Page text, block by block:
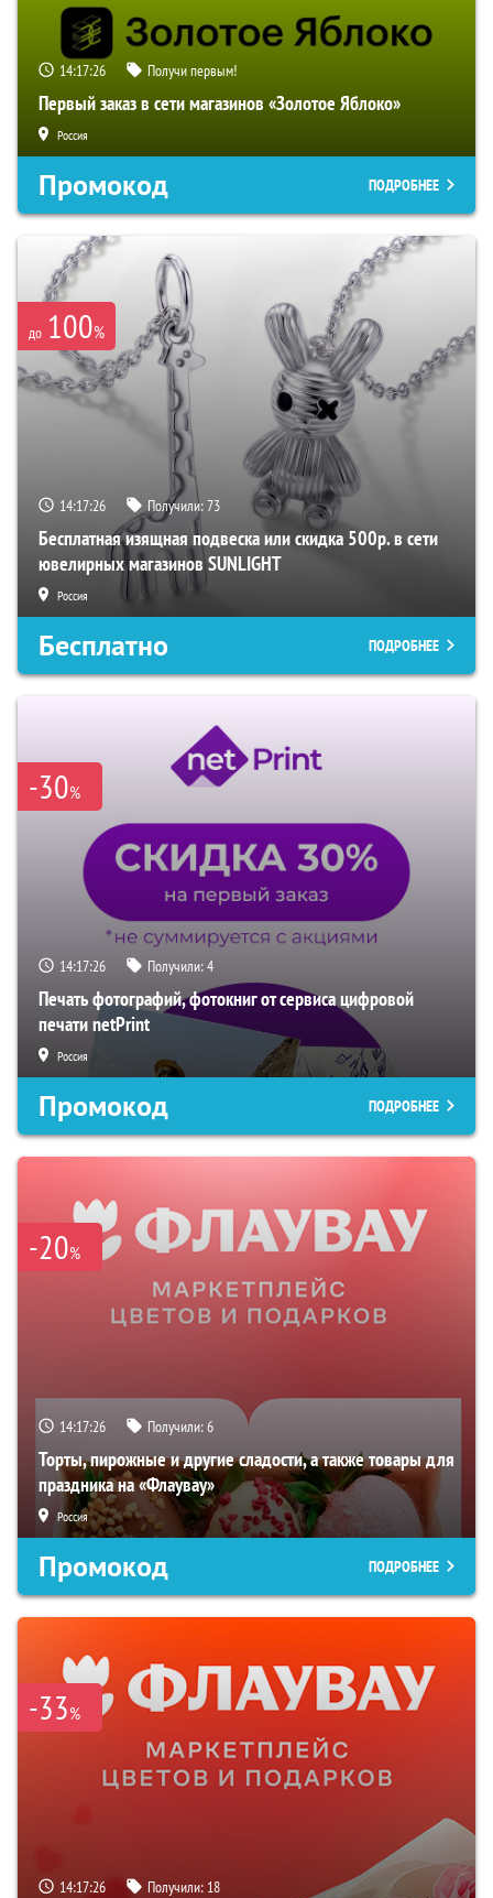
14:17:26 Получи первым!
Первый заказ в сети магазинов «Золотое Яблоко»
Россия
Промокод ПОДРОБНЕЕ
до 100%
14:17:26 Получили:73
Бесплатная изящная подвеска или скидка 500р. в сети
ювелирных магазинов SUNLIGHT
Россия
Бесплатно ПОДРОБНЕЕ
-30%
14:17:26 Получили:4
Печать фотографий, фотокниг от сервиса цифровой
печати netPrint
Россия
Промокод ПОДРОБНЕЕ
-20%
14:17:26 Получили:6
Торты, пирожные и другие сладости, а также товары для
праздника на «Флаувау»
Россия
Промокод ПОДРОБНЕЕ
-33%
14:17:26 Получили: 18